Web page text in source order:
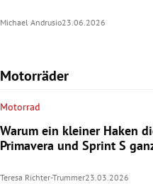
Michael Andrusio23.06.2026
Motorräder
Motorrad
Warum ein kleiner Haken
Primavera und Sprint S
Teresa Richter-Trummer23.03.2026